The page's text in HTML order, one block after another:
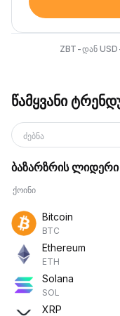
ZBT-დან
წამყვანი
ძებნა
ბაზარზრის
ქოინი
Bitcoin
BTC
Ethereum
ETH
Solana
SOL
XRP